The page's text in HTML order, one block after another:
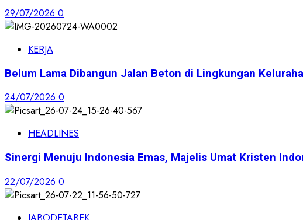
29/07/2026 0
KERJA
Belum Lama Dibangun Jalan Beton di Lingkungan
24/07/2026 0
HEADLINES
Sinergi Menuju Indonesia Emas, Majelis Umat Kristen
22/07/2026 0